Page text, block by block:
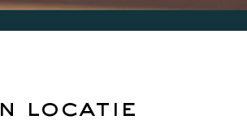
locatie